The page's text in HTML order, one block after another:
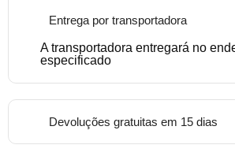
Entrega por transportadora
A transportadora entregará no
especificado
Devoluções gratuitas em 15 dias